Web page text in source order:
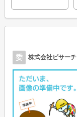
委 株式会社ビサーチ